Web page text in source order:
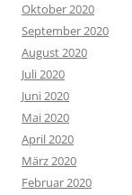
Oktober 2020
September 2020
August 2020
Juli 2020
Juni 2020
Mai 2020
April 2020
März 2020
Februar 2020